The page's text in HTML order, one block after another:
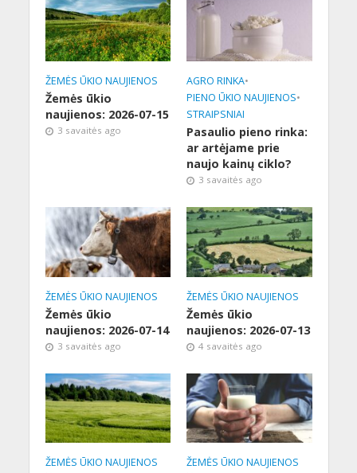
ŽEMĖS ŪKIO NAUJIENOS
Žemės ūkio
naujienos: 2026-07-15
3 savaitės ago
AGRO RINKA•
PIENO ŪKIO NAUJIENOS•
STRAIPSNIAI
Pasaulio pieno rinka:
ar artėjame prie
naujo kainų ciklo?
3 savaitės ago
ŽEMĖS ŪKIO NAUJIENOS
Žemės ūkio
naujienos: 2026-07-14
3 savaitės ago
ŽEMĖS ŪKIO NAUJIENOS
Žemės ūkio
naujienos: 2026-07-13
4 savaitės ago
ŽEMĖS ŪKIO NAUJIENOS ŽEMĖS ŪKIO NAUJIENOS